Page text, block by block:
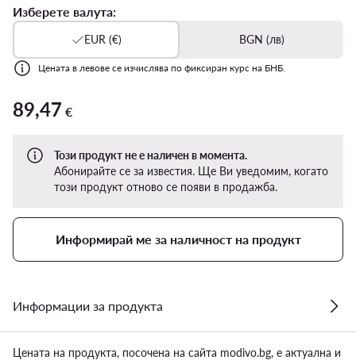
Изберете валута:
EUR (€) BGN (лв)
Цената в левове се изчислява по фиксиран курс на БНБ.
89,47 €
89,47 €
Този продукт не е наличен в момента.
Абонирайте се за известия. Ще Ви уведомим, когато
този продукт отново се появи в продажба.
Информирай ме за наличност на продукт
Информации за продукта
Цената на продукта, посочена на сайта modivo.bg, е актуална и